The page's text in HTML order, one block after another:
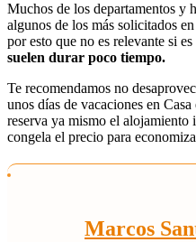
Muchos de los departamentos y
algunos de los más solicitados
por esto que no es relevante si
suelen durar poco tiempo.
Te recomendamos no
unos días de vacaciones en
reserva ya mismo el
congela el precio para
Marcos